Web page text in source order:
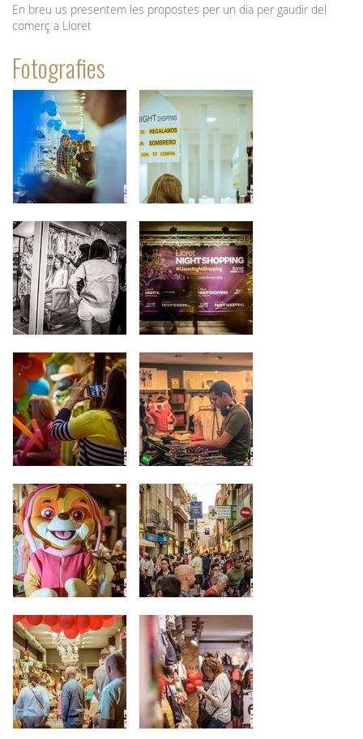
En breu us presentem les propostes per un dia per gaudir del
comerç a Lloret
Fotografies